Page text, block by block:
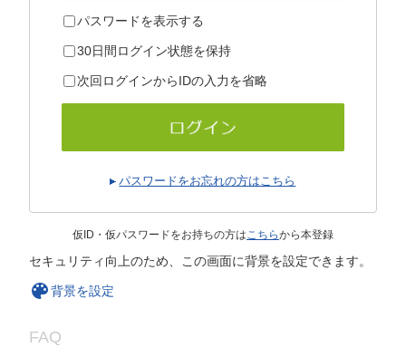
パスワードを表示する
30日間ログイン状態を保持
次回ログインからIDの入力を省略
パスワードをお忘れの方はこちら
仮ID・仮パスワードをお持ちの方はこちらから本登録
セキュリティ向上のため、この画面に背景を設定できます。
背景を設定
FAQ